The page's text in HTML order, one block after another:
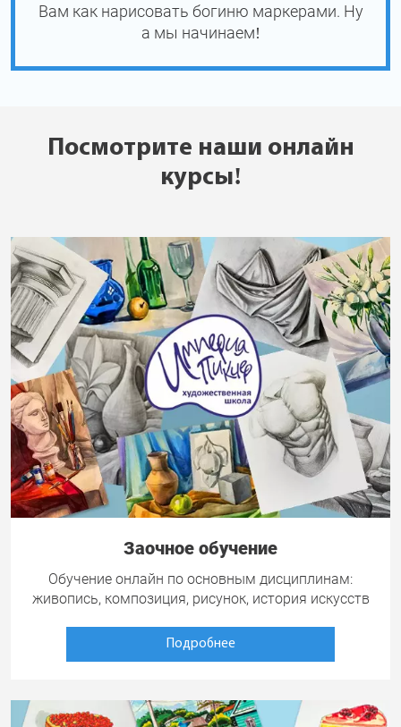
Вам как нарисовать богиню маркерами. Ну
а мы начинаем!
Посмотрите наши онлайн
курсы!
Заочное обучение
Обучение онлайн по основным дисциплинам:
живопись, композиция, рисунок, история искусств
Подробнее